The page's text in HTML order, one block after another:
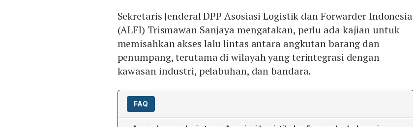
Sekretaris Jenderal DPP Asosiasi Logistik dan Forwarder Indonesia
(ALFI) Trismawan Sanjaya mengatakan, perlu ada kajian untuk
memisahkan akses lalu lintas antara angkutan barang dan
penumpang, terutama di wilayah yang terintegrasi dengan
kawasan industri, pelabuhan, dan bandara.
FAQ